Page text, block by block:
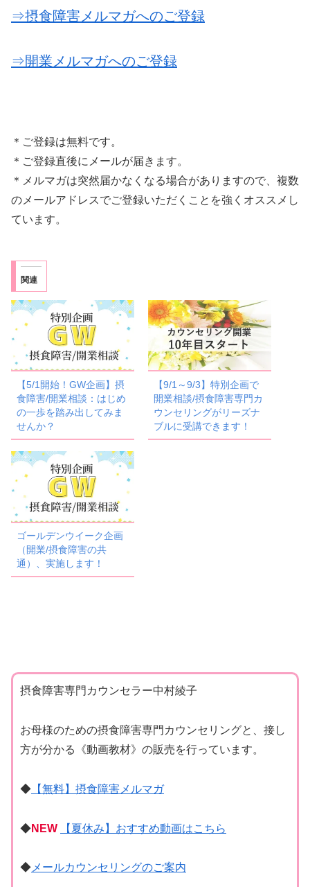
⇒摂食障害メルマガへのご登録
⇒開業メルマガへのご登録
＊ご登録は無料です。
＊ご登録直後にメールが届きます。
＊メルマガは突然届かなくなる場合がありますので、複数
のメールアドレスでご登録いただくことを強くオススメし
ています。
関連
【5/1開始！GW企画】摂
食障害/開業相談：はじめ
の一歩を踏み出してみま
せんか？
【9/1～9/3】特別企画で
開業相談/摂食障害専門カ
ウンセリングがリーズナ
ブルに受講できます！
ゴールデンウイーク企画
（開業/摂食障害の共
通）、実施します！
摂食障害専門カウンセラー中村綾子
お母様のための摂食障害専門カウンセリングと、接し
方が分かる《動画教材》の販売を行っています。
◆ 【無料】摂食障害メルマガ
◆NEW 【夏休み】おすすめ動画はこちら
◆メールカウンセリングのご案内